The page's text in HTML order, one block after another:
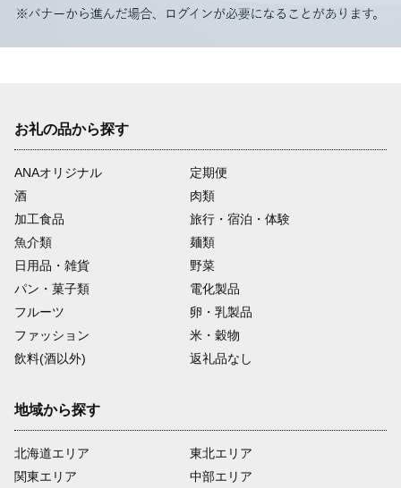
お礼の品から探す
ANAオリジナル
定期便
酒
肉類
加工食品
旅行・宿泊・体験
魚介類
麺類
日用品・雑貨
野菜
パン・菓子類
電化製品
フルーツ
卵・乳製品
ファッション
米・穀物
飲料(酒以外)
返礼品なし
地域から探す
北海道エリア
関東エリア
東北エリア
中部エリア